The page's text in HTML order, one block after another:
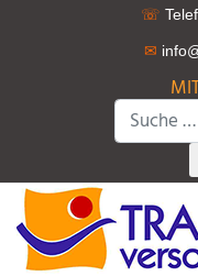
☏
✉
Suchen